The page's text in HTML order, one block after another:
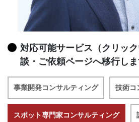
対応可能サービス（クリッ
談・ご依頼ページへ移行しま
事業開発コンサルティング 技術コ
スポット専門家コンサルティング